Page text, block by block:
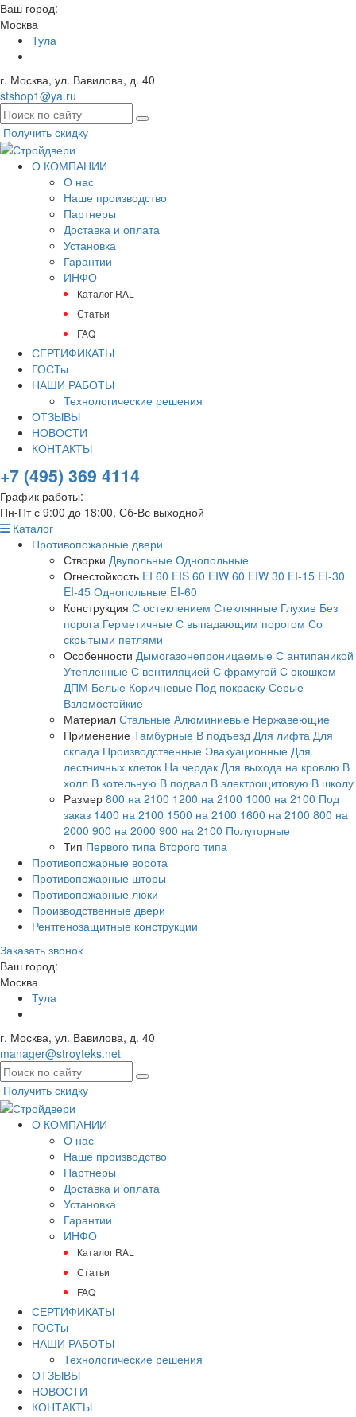
Ваш город:
Москва
Тула
г. Москва, ул. Вавилова, д. 40
stshop1@ya.ru
Получить скидку
О КОМПАНИИ
О нас
Наше производство
Партнеры
Доставка и оплата
Установка
Гарантии
ИНФО
Каталог RAL
Статьи
FAQ
СЕРТИФИКАТЫ
ГОСТы
НАШИ РАБОТЫ
Технологические решения
ОТЗЫВЫ
НОВОСТИ
КОНТАКТЫ
+7 (495) 369 4114
График работы:
Пн-Пт с 9:00 до 18:00, Сб-Вс выходной
Каталог
Противопожарные двери
Створки Двупольные Однопольные
Огнестойкость EI 60 EIS 60 EIW 60 EIW 30 EI-15 EI-30
EI-45 Однопольные EI-60
Конструкция С остеклением Стеклянные Глухие Без
порога Герметичные С выпадающим порогом Со
скрытыми петлями
Особенности Дымогазонепроницаемые С антипаникой
Утепленные С вентиляцией С фрамугой С окошком
ДПМ Белые Коричневые Под покраску Серые
Взломостойкие
Материал Стальные Алюминиевые Нержавеющие
Применение Тамбурные В подъезд Для лифта Для
склада Производственные Эвакуационные Для
лестничных клеток На чердак Для выхода на кровлю В
холл В котельную В подвал В электрощитовую В школу
Размер 800 на 2100 1200 на 2100 1000 на 2100 Под
заказ 1400 на 2100 1500 на 2100 1600 на 2100 800 на
2000 900 на 2000 900 на 2100 Полуторные
Тип Первого типа Второго типа
Противопожарные ворота
Противопожарные шторы
Противопожарные люки
Производственные двери
Рентгенозащитные конструкции
Заказать звонок
Ваш город:
Москва
Тула
г. Москва, ул. Вавилова, д. 40
manager@stroyteks.net
Получить скидку
О КОМПАНИИ
О нас
Наше производство
Партнеры
Доставка и оплата
Установка
Гарантии
ИНФО
Каталог RAL
Статьи
FAQ
СЕРТИФИКАТЫ
ГОСТы
НАШИ РАБОТЫ
Технологические решения
ОТЗЫВЫ
НОВОСТИ
КОНТАКТЫ